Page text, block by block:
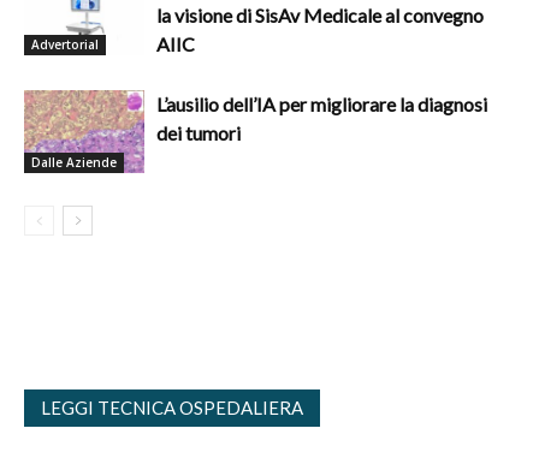
Advertorial
la visione di SisAv Medicale al convegno
AIIC
Dalle Aziende
L’ausilio dell’IA per migliorare la diagnosi
dei tumori
LEGGI TECNICA OSPEDALIERA